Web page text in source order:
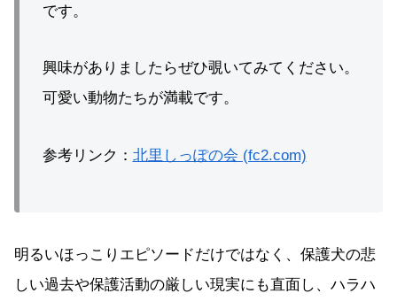
です。
興味がありましたらぜひ覗いてみてください。
可愛い動物たちが満載です。
参考リンク： 北里しっぽの会 (fc2.com)
明るいほっこりエピソードだけではなく、保護犬の悲
しい過去や保護活動の厳しい現実にも直面し、ハラハ